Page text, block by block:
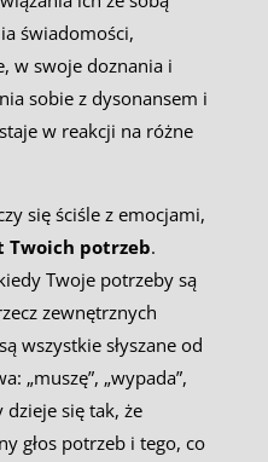
świadomości,
w swoje doznania i
sobie z dysonansem i
w reakcji na różne
się ściśle z emocjami,
potrzeb.
Twoje potrzeby są
zewnętrznych
wszystkie słyszane od
„muszę”, „wypada”,
się tak, że
głos potrzeb i tego, co